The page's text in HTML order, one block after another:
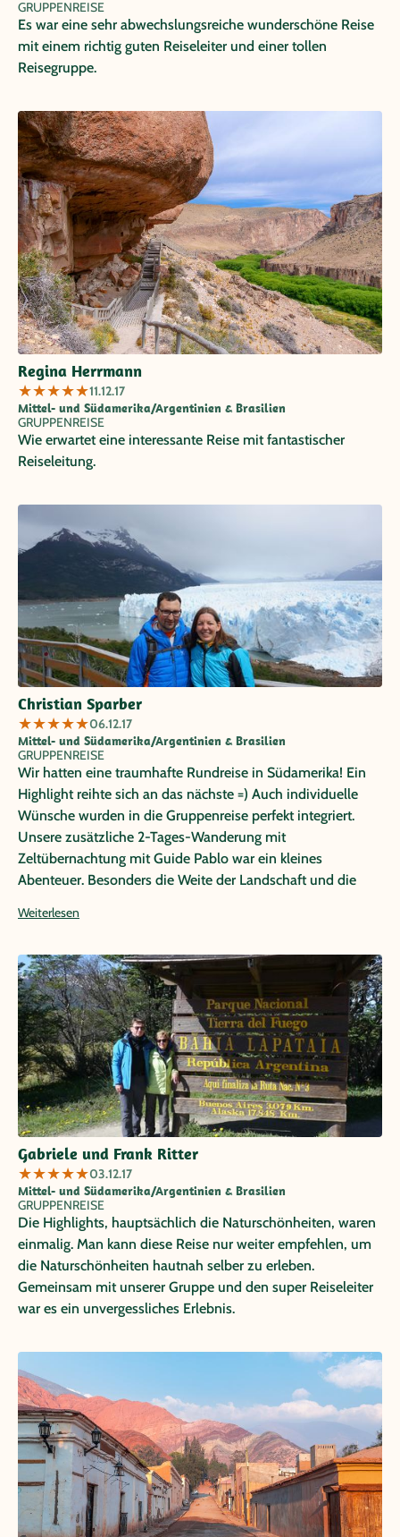
GRUPPENREISE
Es war eine sehr abwechslungsreiche wunderschöne Reise
mit einem richtig guten Reiseleiter und einer tollen
Reisegruppe.
Regina Herrmann
★★★★★11.12.17
Mittel- und Südamerika/Argentinien & Brasilien
GRUPPENREISE
Wie erwartet eine interessante Reise mit fantastischer
Reiseleitung.
Christian Sparber
★★★★★06.12.17
Mittel- und Südamerika/Argentinien & Brasilien
GRUPPENREISE
Wir hatten eine traumhafte Rundreise in Südamerika! Ein
Highlight reihte sich an das nächste =) Auch individuelle
Wünsche wurden in die Gruppenreise perfekt integriert.
Unsere zusätzliche 2-Tages-Wanderung mit
Zeltübernachtung mit Guide Pablo war ein kleines
Abenteuer. Besonders die Weite der Landschaft und die
lange in Erinnerung bleiben. Auch mit unserem Reiseleiter
jedes Einzelnen war ihm besonders wichtig und seine
Leidenschaft für Argentinien zeigte sich in seinen
Geschichten. Danke Papaya für diesen unvergesslichen
Urlaub!!
Weiterlesen
Gabriele und Frank Ritter
★★★★★03.12.17
Mittel- und Südamerika/Argentinien & Brasilien
GRUPPENREISE
Die Highlights, hauptsächlich die Naturschönheiten, waren
einmalig. Man kann diese Reise nur weiter empfehlen, um
die Naturschönheiten hautnah selber zu erleben.
Gemeinsam mit unserer Gruppe und den super Reiseleiter
war es ein unvergessliches Erlebnis.